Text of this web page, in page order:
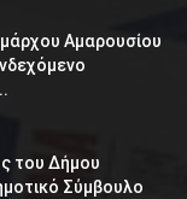
Αμαρουσίου
του Δήμου
Σύμβουλο